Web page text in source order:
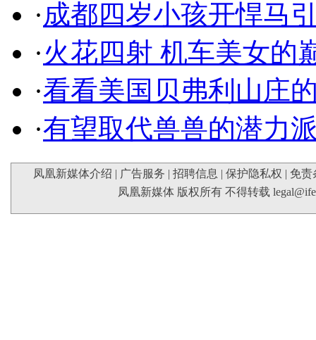
·成都四岁小孩开悍马
·火花四射 机车美女的
·看看美国贝弗利山庄
·有望取代兽兽的潜力
凤凰新媒体介绍 | 广告服务 | 招聘信息 | 保护隐私权 | 免责
凤凰新媒体 版权所有 不得转载